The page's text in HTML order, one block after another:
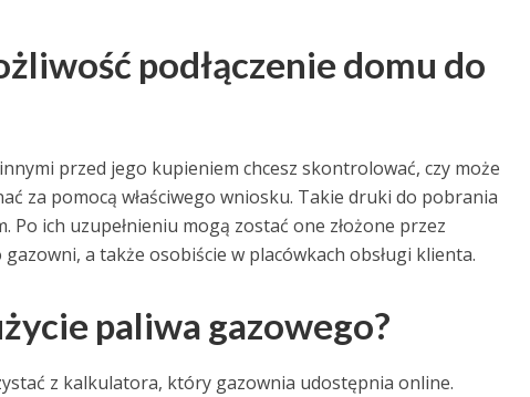
podłączenie domu do
przed jego kupieniem chcesz skontrolować, czy może
za pomocą właściwego wniosku. Takie druki do pobrania
ich uzupełnieniu mogą zostać one złożone przez
a także osobiście w placówkach obsługi klienta.
paliwa gazowego?
z kalkulatora, który gazownia udostępnia online.